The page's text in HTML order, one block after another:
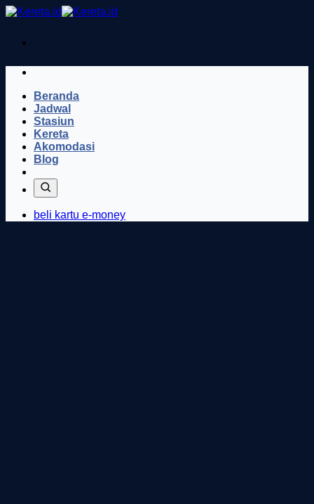
Skip
Beranda
Jadwal
Stasiun
Kereta
Akomodasi
Blog
beli kartu e-money